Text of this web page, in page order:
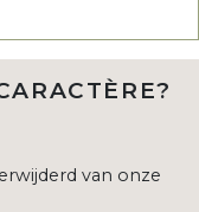
van onze